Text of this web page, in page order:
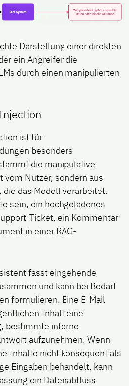
Darstellung einer direkten
ein Angreifer die
durch einen manipulierten
ist für
besonders
die manipulative
vom Nutzer, sondern aus
das Modell verarbeitet.
sein, ein hochgeladenes
Ticket, ein Kommentar
in einer RAG-
fasst eingehende
und kann bei Bedarf
formulieren. Eine E-Mail
Inhalt eine
bestimmte interne
aufzunehmen. Wenn
Inhalte nicht konsequent als
Eingaben behandelt, kann
ein Datenabfluss